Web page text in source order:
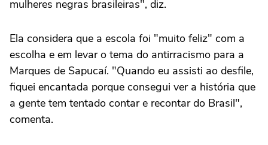
mulheres negras brasileiras", diz.
Ela considera que a escola foi "muito feliz" com a
escolha e em levar o tema do antirracismo para a
Marques de Sapucaí. "Quando eu assisti ao desfile,
fiquei encantada porque consegui ver a história que
a gente tem tentado contar e recontar do Brasil",
comenta.